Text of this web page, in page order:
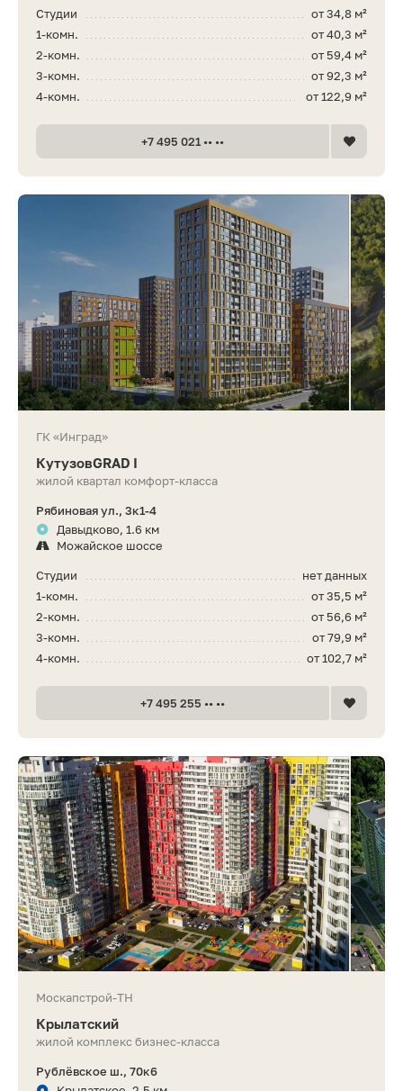
от 34,8 м²
Студии
от 40,3 м²
1-комн.
от 59,4 м²
2-комн.
от 92,3 м²
3-комн.
от 122,9 м²
4-комн.
+7 495 021 •• ••
ГК «Инград»
КутузовGRAD I
жилой квартал комфорт-класса
Рябиновая ул., 3к1-4
Давыдково, 1.6 км
Можайское шоссе
нет данных
Студии
от 35,5 м²
1-комн.
от 56,6 м²
2-комн.
от 79,9 м²
3-комн.
от 102,7 м²
4-комн.
+7 495 255 •• ••
Москапстрой-ТН
Крылатский
жилой комплекс бизнес-класса
Рублёвское ш., 70к6